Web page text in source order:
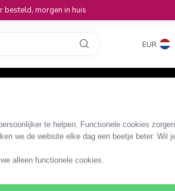
te helpen. Functionele cookies
we de website elke dag een beetje beter. Wil
alleen functionele cookies.
besteld, morgen in huis
EUR